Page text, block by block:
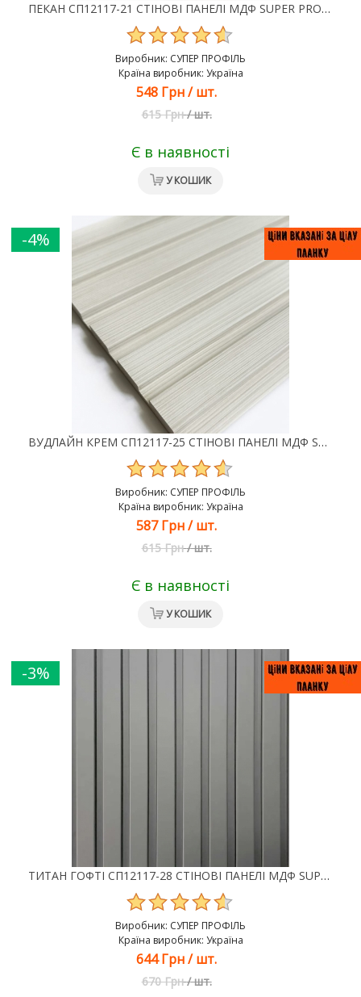
ПЕКАН СП12117-21 СТІНОВІ ПАНЕЛІ МДФ SUPER PROFIL
Виробник: СУПЕР ПРОФІЛЬ
Країна виробник: Україна
548 Грн/шт.
615 Грн /шт.
Є в наявності
У КОШИК
ВУДЛАЙН КРЕМ СП12117-25 СТІНОВІ ПАНЕЛІ МДФ SUPER PROFIL
Виробник: СУПЕР ПРОФІЛЬ
Країна виробник: Україна
-4%
587 Грн/шт.
615 Грн /шт.
Є в наявності
У КОШИК
ТИТАН ГОФТІ СП12117-28 СТІНОВІ ПАНЕЛІ МДФ SUPER PROFIL
Виробник: СУПЕР ПРОФІЛЬ
Країна виробник: Україна
-3%
644 Грн/шт.
670 Грн /шт.